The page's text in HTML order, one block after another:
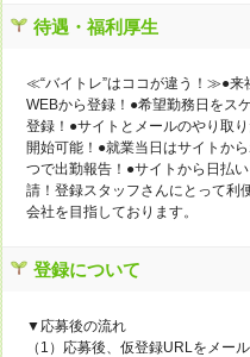
待遇・福利厚生
≪“バイトレ”はココが違う！≫●来
WEBから登録！●希望勤務日をス
登録！●サイトとメールのやり取
開始可能！●就業当日はサイトから
つで出勤報告！●サイトから日払
請！登録スタッフさんにとって利
会社を目指しております。
登録について
▼応募後の流れ
（1）応募後、仮登録URLをメー